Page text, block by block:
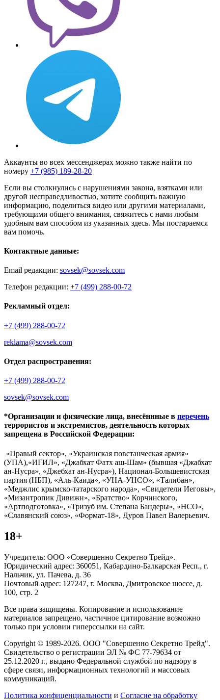
Аккаунты во всех мессенджерах можно также найти по
номеру +7 (985) 189-28-20
Если вы столкнулись с нарушениями закона, взятками или
другой несправедливостью, хотите сообщить важную
информацию, поделиться видео или другими материалами,
требующими общего внимания, свяжитесь с нами любым
удобным вам способом из указанных здесь. Мы постараемся
вам помочь.
Контактные данные:
Email редакции: sovsek@sovsek.com
Телефон редакции: +7 (499) 288-00-72
Рекламный отдел:
+7 (499) 288-00-72
reklama@sovsek.com
Отдел распространения:
+7 (499) 288-00-72
sovsek@sovsek.com
*Организации и физические лица, внесённные в перечень
террористов и экстремистов, деятельность которых
запрещена в Российской Федерации:
«Правый сектор», «Украинская повстанческая армия»
(УПА),«ИГИЛ», «Джабхат Фатх аш-Шам» (бывшая «Джабхат
ан-Нусра», «Джебхат ан-Нусра»), Национал-Большевистская
партия (НБП), «Аль-Каида», «УНА-УНСО», «Талибан»,
«Меджлис крымско-татарского народа», «Свидетели Иеговы»,
«Мизантропик Дивижн», «Братство» Корчинского,
«Артподготовка», «Тризуб им. Степана Бандеры», «НСО»,
«Славянский союз», «Формат-18», Дуров Павел Валерьевич.
18+
Учредитель: ООО «Совершенно Секретно Трейд».
Юридический адрес: 360051, Кабардино-Балкарская Респ., г.
Нальчик, ул. Пачева, д. 36
Почтовый адрес: 127247, г. Москва, Дмитровское шоссе, д.
100, стр. 2
Все права защищены. Копирование и использование
материалов запрещено, частичное цитирование возможно
только при условии гиперссылки на сайт.
Copyright © 1989-2026. ООО "Совершенно Секретно Трейд".
Свидетельство о регистрации ЭЛ № ФС 77-79634 от
25.12.2020 г., выдано Федеральной службой по надзору в
сфере связи, информационных технологий и массовых
коммуникаций.
Политика конфиценциальности и Согласие на обработку